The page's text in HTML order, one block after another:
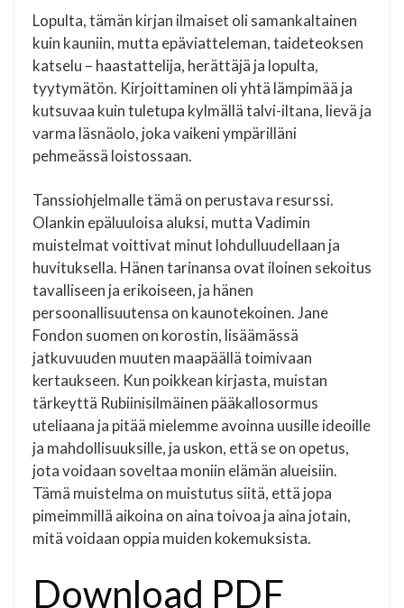
Lopulta, tämän kirjan ilmaiset oli samankaltainen
kuin kauniin, mutta epäviatteleman, taideteoksen
katselu – haastattelija, herättäjä ja lopulta,
tyytymätön. Kirjoittaminen oli yhtä lämpimää ja
kutsuvaa kuin tuletupa kylmällä talvi-iltana, lievä ja
varma läsnäolo, joka vaikeni ympärilläni
pehmeässä loistossaan.
Tanssiohjelmalle tämä on perustava resurssi.
Olankin epäluuloisa aluksi, mutta Vadimin
muistelmat voittivat minut lohdulluudellaan ja
huvituksella. Hänen tarinansa ovat iloinen sekoitus
tavalliseen ja erikoiseen, ja hänen
persoonallisuutensa on kaunotekoinen. Jane
Fondon suomen on korostin, lisäämässä
jatkuvuuden muuten maapäällä toimivaan
kertaukseen. Kun poikkean kirjasta, muistan
tärkeyttä Rubiinisilmäinen pääkallosormus
uteliaana ja pitää mielemme avoinna uusille ideoille
ja mahdollisuuksille, ja uskon, että se on opetus,
jota voidaan soveltaa moniin elämän alueisiin.
Tämä muistelma on muistutus siitä, että jopa
pimeimmillä aikoina on aina toivoa ja aina jotain,
mitä voidaan oppia muiden kokemuksista.
Download PDF